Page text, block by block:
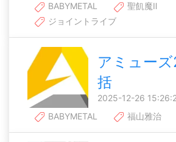
BABYMETAL
聖飢魔Ⅱ
ジョイントライブ
アミュー
括
2025-12-26
BABYMETAL
福山雅治